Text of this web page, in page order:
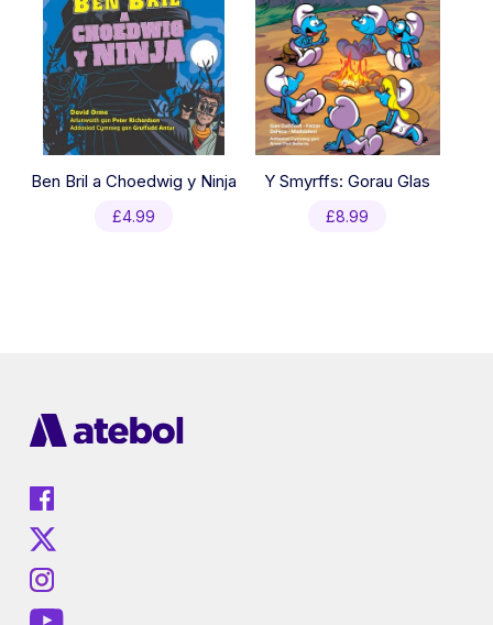
Ben Bril a Choedwig y Ninja
£4.99
Y Smyrffs: Gorau Glas
£8.99